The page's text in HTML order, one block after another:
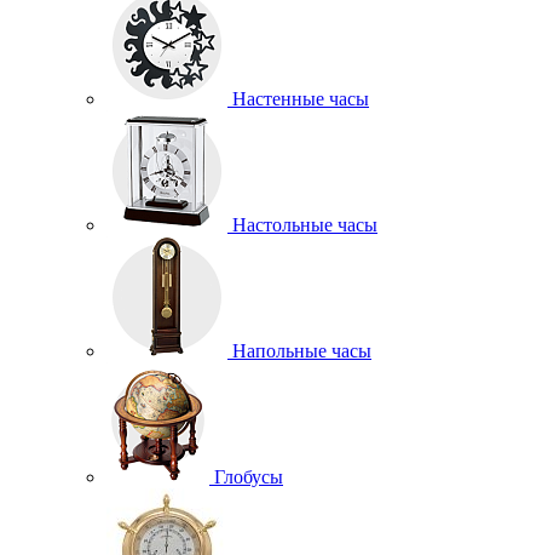
Настенные часы
Настольные часы
Напольные часы
Глобусы